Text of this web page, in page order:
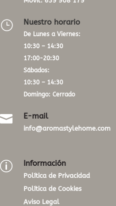
} Nuestro horario
De Lunes a Viernes:
10:30 – 14:30
17:00-20:30
Sábados:
10:30 – 14:30
Domingo: Cerrado
 E-mail
info@aromastylehome.com
p Información
Política de Privacidad
Política de Cookies
Aviso Legal